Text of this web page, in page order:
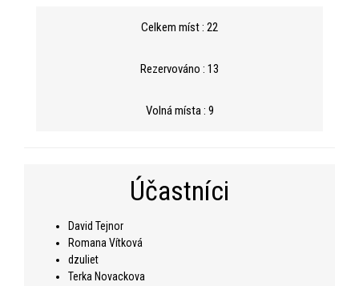
Celkem míst : 22
Rezervováno : 13
Volná místa : 9
Účastníci
David Tejnor
Romana Vítková
dzuliet
Terka Novackova